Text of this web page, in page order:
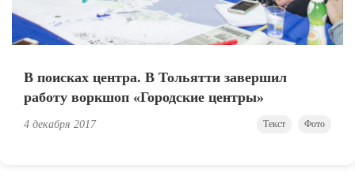
В поисках центра. В Тольятти завершил
работу воркшоп «Городские центры»
4 декабря 2017 Текст Фото